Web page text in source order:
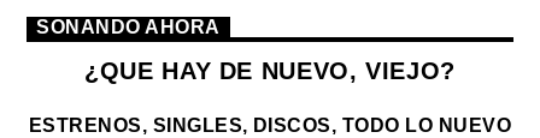
SONANDO AHORA
¿QUE HAY DE NUEVO, VIEJO?
ESTRENOS, SINGLES, DISCOS, TODO LO NUEVO